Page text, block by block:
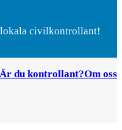
civilkontrollant!
Är du kontrollant?Om oss